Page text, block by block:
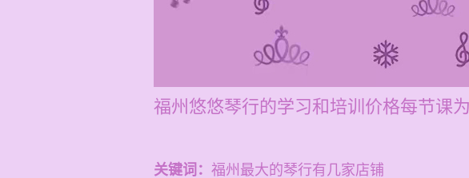
福州悠悠琴行的学习和培训价格每节课
关键词： 福州最大的琴行有几家店铺